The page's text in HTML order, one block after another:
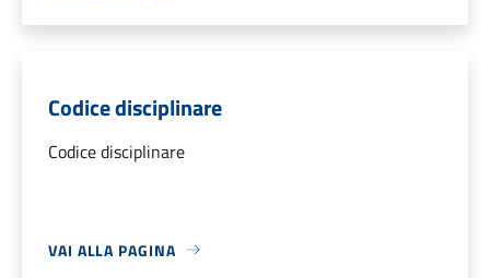
Codice disciplinare
Codice disciplinare
VAI ALLA PAGINA